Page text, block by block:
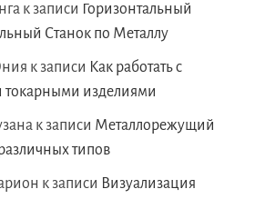
к записи Горизонтальный
Станок по Металлу
к записи Как работать с
изделиями
к записи Металлорежущий
типов
к записи Визуализация